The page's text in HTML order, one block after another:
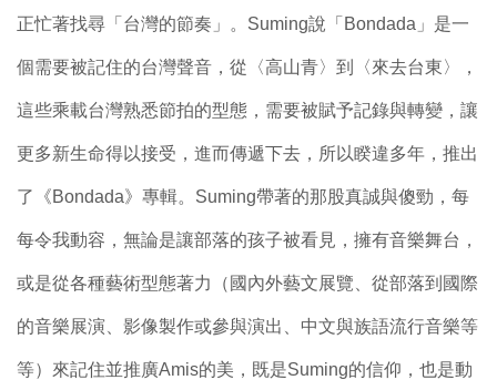
正忙著找尋「台灣的節奏」。Suming說「Bondada」是一
個需要被記住的台灣聲音，從〈高山青〉到〈來去台東〉，
這些乘載台灣熟悉節拍的型態，需要被賦予記錄與轉變，讓
更多新生命得以接受，進而傳遞下去，所以睽違多年，推出
了《Bondada》專輯。Suming帶著的那股真誠與傻勁，每
每令我動容，無論是讓部落的孩子被看見，擁有音樂舞台，
或是從各種藝術型態著力（國內外藝文展覽、從部落到國際
的音樂展演、影像製作或參與演出、中文與族語流行音樂等
等）來記住並推廣Amis的美，既是Suming的信仰，也是動